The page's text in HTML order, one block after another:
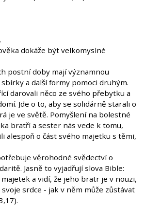
dokáže být velkomyslné
postní doby mají významnou
a další formy pomoci druhým.
darovali něco ze svého přebytku a
Jde o to, aby se solidárně starali o
je ve světě. Pomyšlení na bolestné
bratří a sester nás vede k tomu,
alespoň o část svého majetku s těmi,
věrohodné svědectví o
Jasně to vyjadřují slova Bible:
a vidí, že jeho bratr je v nouzi,
srdce - jak v něm může zůstávat